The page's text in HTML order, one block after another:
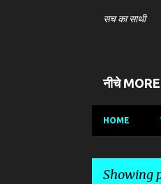
सच का साथी
नीचे
HOME
Showing